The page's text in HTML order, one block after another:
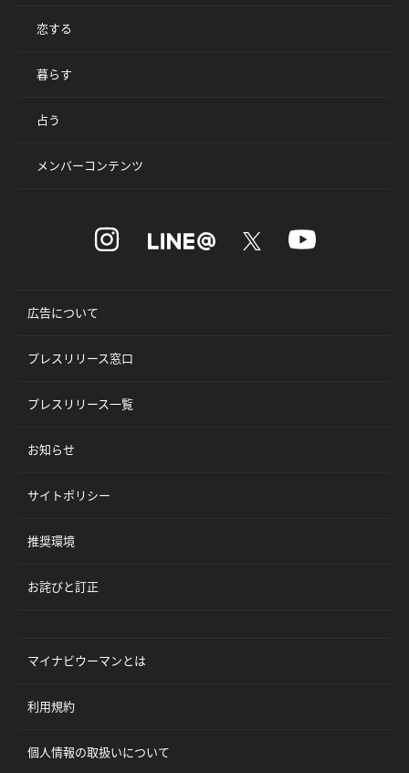
恋する
暮らす
占う
メンバーコンテンツ
広告について
プレスリリース窓口
プレスリリース一覧
お知らせ
サイトポリシー
推奨環境
お詫びと訂正
マイナビウーマンとは
利用規約
個人情報の取扱いについて